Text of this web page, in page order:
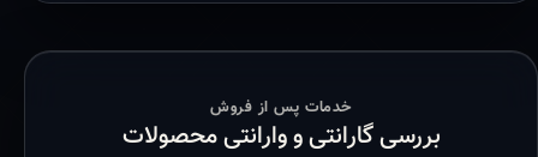
خدمات پس از فروش
بررسی گارانتی و وارانتی محصولات